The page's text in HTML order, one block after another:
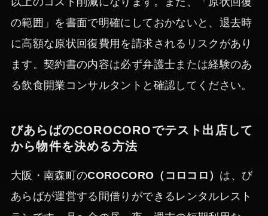
の範囲」を書面で明確にしておかないと、退去時
に高額な原状回復費用を請求されるリスクがあり
ます。契約書の内容は必ず弁護士または経験のあ
る飲食開業コンサルタントと確認してください。
びあらばのCOROCOROでテスト出店して
から物件を決める方法
大阪・南森町のCOROCORO（コロコロ） は、び
あらばが運営する間借りができるレンタルレスト